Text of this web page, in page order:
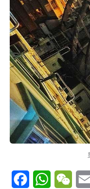
FacebookWhatsApp